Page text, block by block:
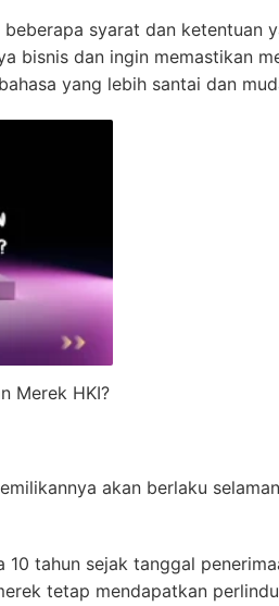
syarat dan ketentuan
bisnis dan ingin memastikan
yang lebih santai dan
Merek HKI?
akan berlaku
tahun sejak tanggal
tetap mendapatkan